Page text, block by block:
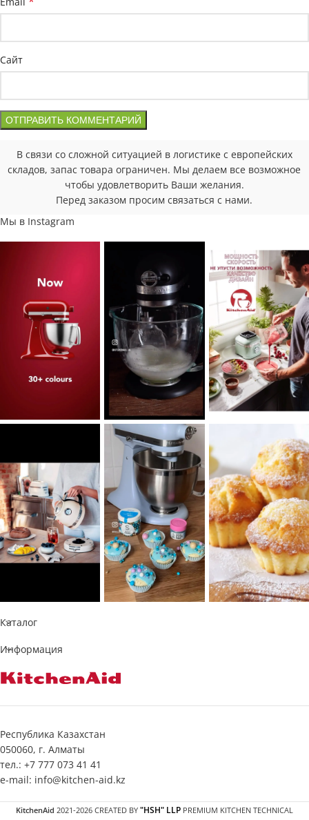
Сайт
В связи со сложной ситуацией в логистике с европейских
складов, запас товара ограничен. Мы делаем все возможное
чтобы удовлетворить Ваши желания.
Перед заказом просим связаться с нами.
Мы в Instagram
Каталог
Информация
Республика Казахстан
050060, г. Алматы
тел.: +7 777 073 41 41
e-mail: info@kitchen-aid.kz
KitchenAid 2021-2026 CREATED BY "HSH" LLP PREMIUM KITCHEN TECHNICAL